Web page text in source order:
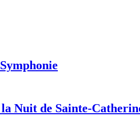
Nuit de Sainte-